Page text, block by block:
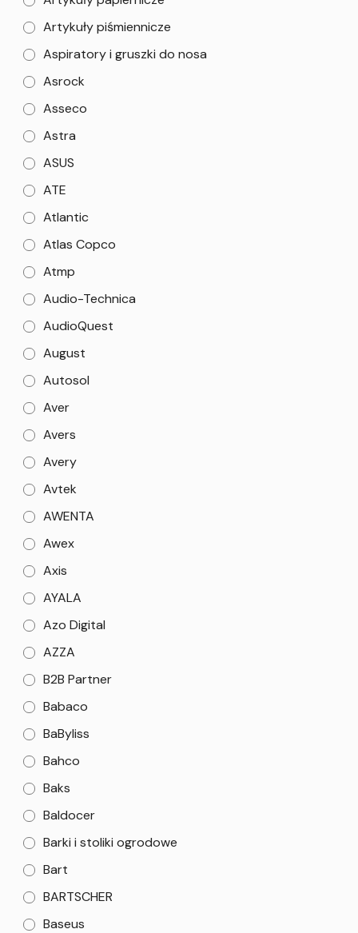
Artykuły piśmiennicze
Aspiratory i gruszki do nosa
Asrock
Asseco
Astra
ASUS
ATE
Atlantic
Atlas Copco
Atmp
Audio-Technica
AudioQuest
August
Autosol
Aver
Avers
Avery
Avtek
AWENTA
Awex
Axis
AYALA
Azo Digital
AZZA
B2B Partner
Babaco
BaByliss
Bahco
Baks
Baldocer
Barki i stoliki ogrodowe
Bart
BARTSCHER
Baseus